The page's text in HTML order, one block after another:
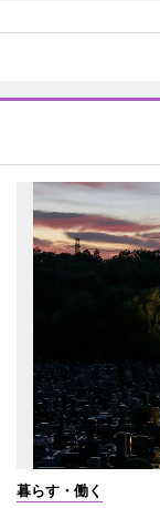
暮らす・働く